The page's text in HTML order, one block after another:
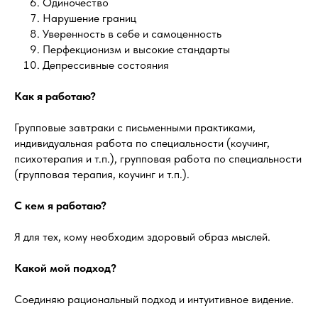
Нарушение границ
Уверенность в себе и самоценность
Перфекционизм и высокие стандарты
Депрессивные состояния
Как я работаю?
Групповые завтраки с письменными практиками,
индивидуальная работа по специальности (коучинг,
психотерапия и т.п.), групповая работа по специальности
(групповая терапия, коучинг и т.п.).
С кем я работаю?
Я для тех, кому необходим здоровый образ мыслей.
Какой мой подход?
Соединяю рациональный подход и интуитивное видение.